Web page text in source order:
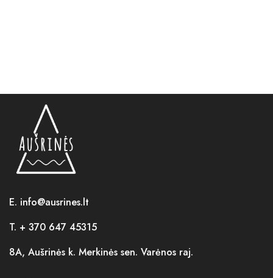
E. info@ausrines.lt
T. + 370 647 45315
8A, Aušrinės k. Merkinės sen. Varėnos raj.